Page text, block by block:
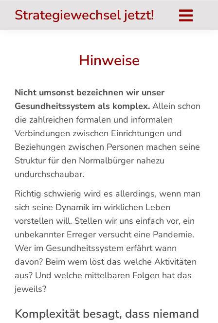
Inhalt
springen
Strategiewechsel jetzt!
salu.TOP
Umsetzung
Nat. Inst. für Gesundheit
Systemtheorie
Hinweise
Suche
nach:
Hinweise
Nicht umsonst bezeichnen wir unser
Gesundheitssystem als komplex.Allein schon
die zahlreichen formalen und informalen
Verbindungen zwischen Einrichtungen und
Beziehungen zwischen Personen machen seine
Struktur für den Normalbürger nahezu
undurchschaubar.
Richtig schwierig wird es allerdings, wenn man
sich seine Dynamik im wirklichen Leben
vorstellen will. Stellen wir uns einfach vor, ein
unbekannter Erreger versucht eine Pandemie.
Wer im Gesundheitssystem erfährt wann
davon? Beim wem löst das welche Aktivitäten
aus? Und welche mittelbaren Folgen hat das
jeweils?
Komplexität besagt, dass niemand